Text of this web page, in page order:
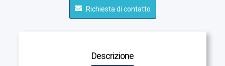
Richiesta di contatto
Descrizione